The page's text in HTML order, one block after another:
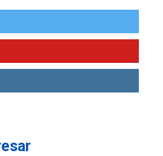
Margarita será sede de